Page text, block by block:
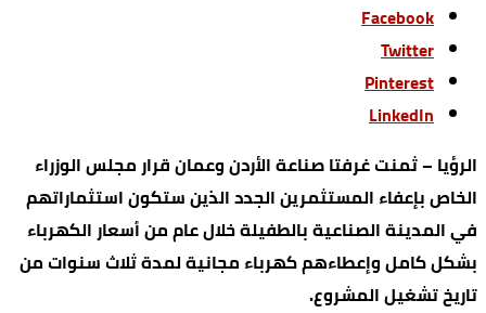
Facebook
Twitter
Pinterest
LinkedIn
الرؤيا – ثمنت غرفتا صناعة الأردن وعمان قرار مجلس الوزراء
الخاص بإعفاء المستثمرين الجدد الذين ستكون استثماراتهم
في المدينة الصناعية بالطفيلة خلال عام من أسعار الكهرباء
بشكل كامل وإعطاءهم كهرباء مجانية لمدة ثلاث سنوات من
تاريخ تشغيل المشروع.